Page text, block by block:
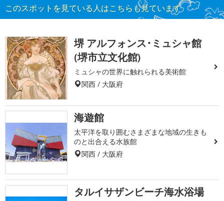
このスポットを見ている人はこちらも見ています
堺 アルフォンス･ミュシャ館
(堺市立文化館)
ミュシャの世界に触れられる美術館
関西 / 大阪府
海遊館
太平洋を取り囲むさまざまな地域の生きも
のと出合える水族館
関西 / 大阪府
タルイサザンビーチ海水浴場